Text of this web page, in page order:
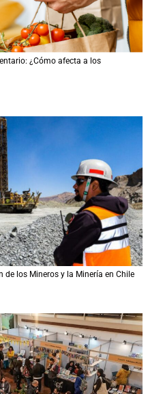
¿Cómo afecta a los
de los Mineros y la Minería en Chile